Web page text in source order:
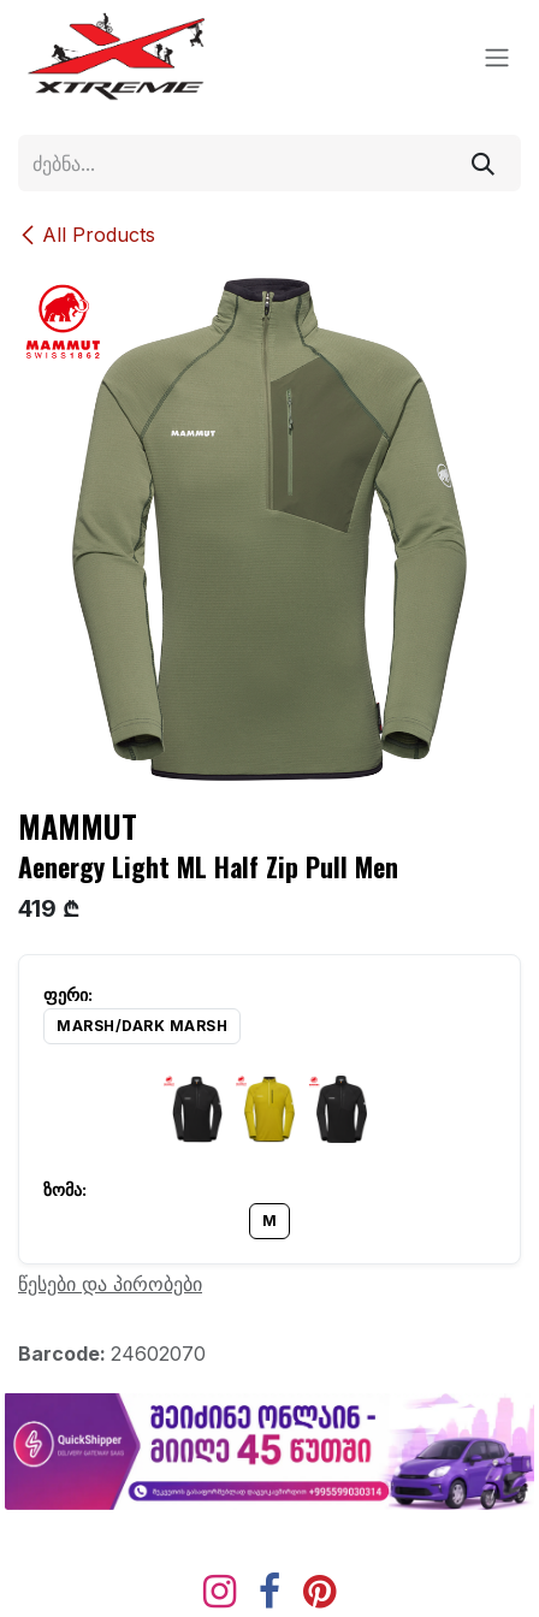
Skip to Content
All Products
MAMMUT
Aenergy Light ML Half Zip Pull Men
419 ₾
MARSH/DARK MARSH
M
წესები და პირობები
Barcode: 24602070